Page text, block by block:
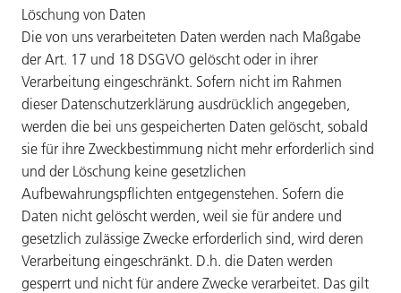
Löschung von Daten
Die von uns verarbeiteten Daten werden nach Maßgabe
der Art. 17 und 18 DSGVO gelöscht oder in ihrer
Verarbeitung eingeschränkt. Sofern nicht im Rahmen
dieser Datenschutzerklärung ausdrücklich angegeben,
werden die bei uns gespeicherten Daten gelöscht, sobald
sie für ihre Zweckbestimmung nicht mehr erforderlich sind
und der Löschung keine gesetzlichen
Aufbewahrungspflichten entgegenstehen. Sofern die
Daten nicht gelöscht werden, weil sie für andere und
gesetzlich zulässige Zwecke erforderlich sind, wird deren
Verarbeitung eingeschränkt. D.h. die Daten werden
gesperrt und nicht für andere Zwecke verarbeitet. Das gilt